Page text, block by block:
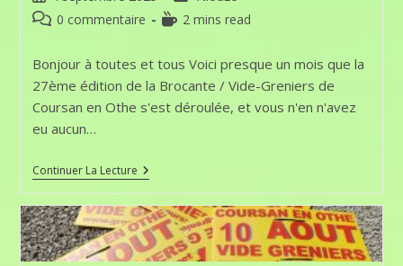
publiée :
category:
Commentaires
la
publication :
0 commentaire
Temps
lecture :
2 mins read
Bonjour à toutes et tous Voici presque un mois que la
27ème édition de la Brocante / Vide-Greniers de
Coursan en Othe s'est déroulée, et vous n'en n'avez
eu aucun…
Continuer La LectureCoursan
En
Othe:
La
Niouze
Du
4